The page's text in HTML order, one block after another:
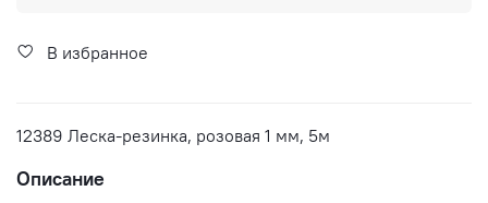
В избранное
12389 Леска-резинка, розовая 1 мм, 5м
Описание